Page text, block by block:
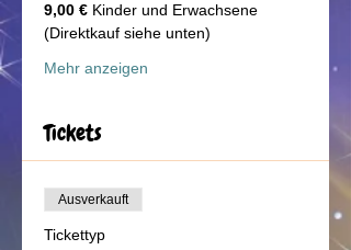
9,00 € Kinder und Erwachsene
(Direktkauf siehe unten)
Mehr anzeigen
Tickets
Ausverkauft
Tickettyp